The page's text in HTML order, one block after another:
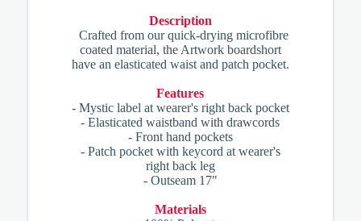
Description
Crafted from our quick-drying microfibre
coated material, the Artwork boardshort
have an elasticated waist and patch pocket.
Features
- Mystic label at wearer's right back pocket
- Elasticated waistband with drawcords
- Front hand pockets
- Patch pocket with keycord at wearer's
right back leg
- Outseam 17"
Materials